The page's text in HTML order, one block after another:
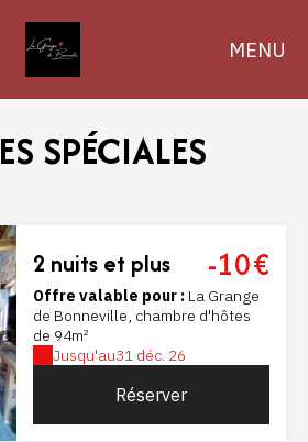
MENU
SPÉCIALES
2 nuits et plus -10€
Offre valable pour : La Grange
de Bonneville, chambre d'hôtes
de 94m²
Jusqu'au31 déc. 26
Réserver